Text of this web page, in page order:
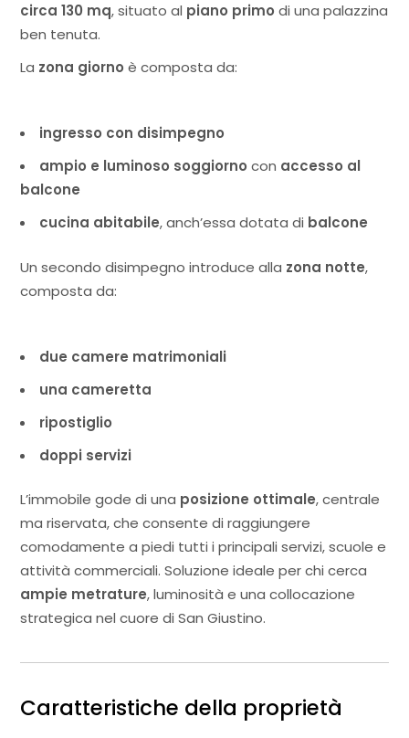
circa 130 mq, situato al piano primo di una palazzina
ben tenuta.
La zona giornoè composta da:
ingresso con disimpegno
ampio e luminoso soggiorno con accesso al
balcone
cucina abitabile, anch’essa dotata di balcone
Un secondo disimpegno introduce alla zona notte,
composta da:
due camere matrimoniali
una cameretta
ripostiglio
doppi servizi
L’immobile gode di una posizione ottimale, centrale
ma riservata, che consente di raggiungere
comodamente a piedi tutti i principali servizi, scuole e
attività commerciali. Soluzione ideale per chi cerca
ampie metrature, luminosità e una collocazione
strategica nel cuore di San Giustino.
Caratteristiche della proprietà